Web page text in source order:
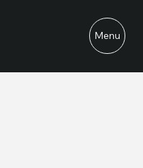
Menu